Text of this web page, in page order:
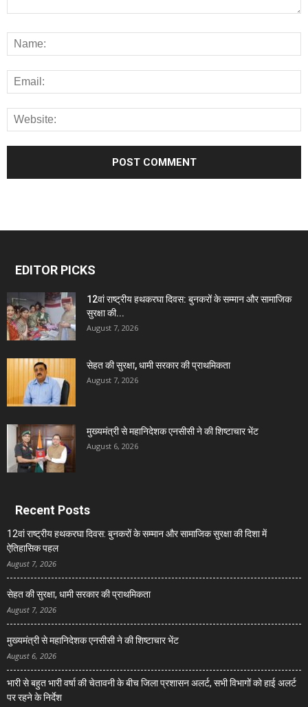
EDITOR PICKS
12वां राष्ट्रीय हथकरघा दिवस: बुनकरों के सम्मान और सामाजिक
सुरक्षा की...
August 7, 2026
सेहत की सुरक्षा, धामी सरकार की प्राथमिकता
August 7, 2026
मुख्यमंत्री से महानिदेशक एनसीसी ने की शिष्टाचार भेंट
August 6, 2026
Recent Posts
12वां राष्ट्रीय हथकरघा दिवस: बुनकरों के सम्मान और सामाजिक सुरक्षा की दिशा में
ऐतिहासिक पहल
August 7, 2026
सेहत की सुरक्षा, धामी सरकार की प्राथमिकता
August 7, 2026
मुख्यमंत्री से महानिदेशक एनसीसी ने की शिष्टाचार भेंट
August 6, 2026
भारी से बहुत भारी वर्षा की चेतावनी के बीच जिला प्रशासन अलर्ट, सभी विभागों को हाई अलर्ट
पर रहने के निर्देश